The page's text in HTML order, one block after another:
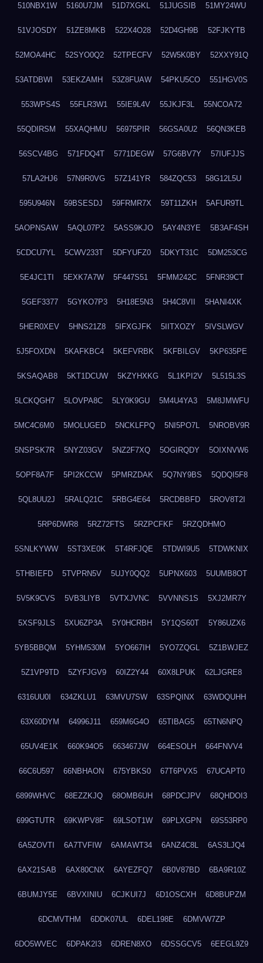
510NBX1W 5160U7JM 51D7XGKL 51JUGSIB 51MY24WU
51VJOSDY 51ZE8MKB 522X4O28 52D4GH9B 52FJKYTB
52MOA4HC 52SYO0Q2 52TPECFV 52W5K0BY 52XXY91Q
53ATDBWI 53EKZAMH 53Z8FUAW 54PKU5CO 551HGV0S
553WPS4S 55FLR3W1 55IE9L4V 55JKJF3L 55NCOA72
55QDIRSM 55XAQHMU 56975PIR 56GSA0U2 56QN3KEB
56SCV4BG 571FDQ4T 5771DEGW 57G6BV7Y 57IUFJJS
57LA2HJ6 57N9R0VG 57Z141YR 584ZQC53 58G12L5U
595U946N 59BSESDJ 59FRMR7X 59T11ZKH 5AFUR9TL
5AOPNSAW 5AQL07P2 5ASS9KJO 5AY4N3YE 5B3AF4SH
5CDCU7YL 5CWV233T 5DFYUFZ0 5DKYT31C 5DM253CG
5E4JC1TI 5EXK7A7W 5F447S51 5FMM242C 5FNR39CT
5GEF3377 5GYKO7P3 5H18E5N3 5H4C8VII 5HANI4XK
5HER0XEV 5HNS21Z8 5IFXGJFK 5IITXOZY 5IVSLWGV
5J5FOXDN 5KAFKBC4 5KEFVRBK 5KFBILGV 5KP635PE
5KSAQAB8 5KT1DCUW 5KZYHXKG 5L1KPI2V 5L515L3S
5LCKQGH7 5LOVPA8C 5LY0K9GU 5M4U4YA3 5M8JMWFU
5MC4C6M0 5MOLUGED 5NCKLFPQ 5NI5PO7L 5NROBV9R
5NSPSK7R 5NYZ03GV 5NZ2F7XQ 5OGIRQDY 5OIXNVW6
5OPF8A7F 5PI2KCCW 5PMRZDAK 5Q7NY9BS 5QDQI5F8
5QL8UU2J 5RALQ21C 5RBG4E64 5RCDBBFD 5ROV8T2I
5RP6DWR8 5RZ72FTS 5RZPCFKF 5RZQDHMO
5SNLKYWW 5ST3XE0K 5T4RFJQE 5TDWI9U5 5TDWKNIX
5THBIEFD 5TVPRN5V 5UJY0QQ2 5UPNX603 5UUMB8OT
5V5K9CVS 5VB3LIYB 5VTXJVNC 5VVNNS1S 5XJ2MR7Y
5XSF9JLS 5XU6ZP3A 5Y0HCRBH 5Y1QS60T 5Y86UZX6
5YB5BBQM 5YHM530M 5YO667IH 5YO7ZQGL 5Z1BWJEZ
5Z1VP9TD 5ZYFJGV9 60IZ2Y44 60X8LPUK 62LJGRE8
6316UU0I 634ZKLU1 63MVU7SW 63SPQINX 63WDQUHH
63X60DYM 64996J11 659M6G4O 65TIBAG5 65TN6NPQ
65UV4E1K 660K94O5 663467JW 664ESOLH 664FNVV4
66C6U597 66NBHAON 675YBKS0 67T6PVX5 67UCAPT0
6899WHVC 68EZZKJQ 68OMB6UH 68PDCJPV 68QHDOI3
699GTUTR 69KWPV8F 69LSOT1W 69PLXGPN 69S53RP0
6A5ZOVTI 6A7TVFIW 6AMAWT34 6ANZ4C8L 6AS3LJQ4
6AX21SAB 6AX80CNX 6AYEZFQ7 6B0V87BD 6BA9R10Z
6BUMJY5E 6BVXINIU 6CJKUI7J 6D1OSCXH 6D8BUPZM
6DCMVTHM 6DDK07UL 6DEL198E 6DMVW7ZP
6DO5WVEC 6DPAK2I3 6DREN8XO 6DSSGCV5 6EEGL9Z9